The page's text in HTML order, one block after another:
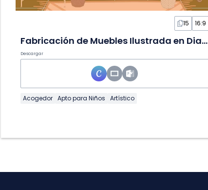
15 16:9
Fabricación de Muebles Ilustrada en Diapositivas
Descargar
Acogedor Apto para Niños Artístico